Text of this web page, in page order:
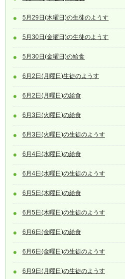
5月29日(木曜日)の生徒のようす
5月30日(金曜日)の生徒のようす
5月30日(金曜日)の給食
6月2日(月曜日)生徒のようす
6月2日(月曜日)の給食
6月3日(火曜日)の給食
6月3日(火曜日)の生徒のようす
6月4日(水曜日)の給食
6月4日(水曜日)の生徒のようす
6月5日(木曜日)の給食
6月5日(木曜日)の生徒のようす
6月6日(金曜日)の給食
6月6日(金曜日)の生徒のようす
6月9日(月曜日)の生徒のようす